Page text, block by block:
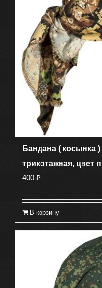
Бандана ( косынка
трикотажная, цвет
400 ₽
В корзину